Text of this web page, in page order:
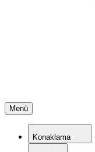
Menü
Konaklama